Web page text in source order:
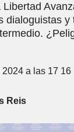
dialoguistas y
a las 17 16
Reis